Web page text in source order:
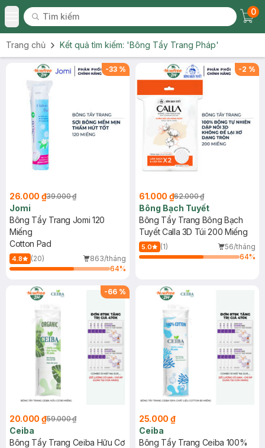
Toggle Menu
Tìm kiếm
Tìm kiếm
0
Trang chủ Kết quả tìm kiếm: 'Bông Tẩy Trang Pháp'
-33 %
26.000 ₫39.000 ₫
Jomi
Bông Tẩy Trang Jomi 120
Miếng
Cotton Pad
4.8 (20)
863/tháng
64%
-2 %
61.000 ₫62.000 ₫
Bông Bạch Tuyết
Bông Tẩy Trang Bông Bạch
Tuyết Calla 3D Túi 200 Miếng
5.0 (1)
56/tháng
64%
-66 %
20.000 ₫59.000 ₫
Ceiba
Bông Tẩy Trang Ceiba Hữu Cơ
25.000 ₫
Ceiba
Bông Tẩy Trang Ceiba 100%